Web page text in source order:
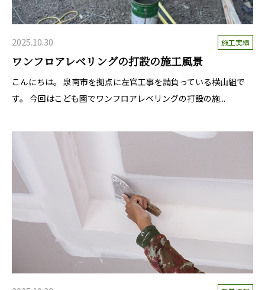
2025.10.30 施工実績
ワンフロアレベリングの打設の施工風景
こんにちは。 泉南市を拠点に左官工事を請負っている横山組で
す。 今回はこども園でワンフロアレベリングの打設の施...